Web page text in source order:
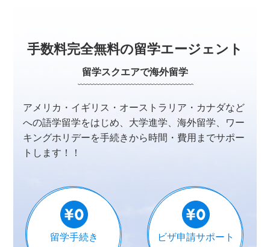
手数料完全無料の留学エージェント
留学スクエアで海外留学
アメリカ・イギリス・オーストラリア・カナダなど
への語学留学をはじめ、大学進学、海外留学、ワー
キングホリデーを手続きから時間・費用までサポー
トします！！
留学手続き ビザ申請サポート